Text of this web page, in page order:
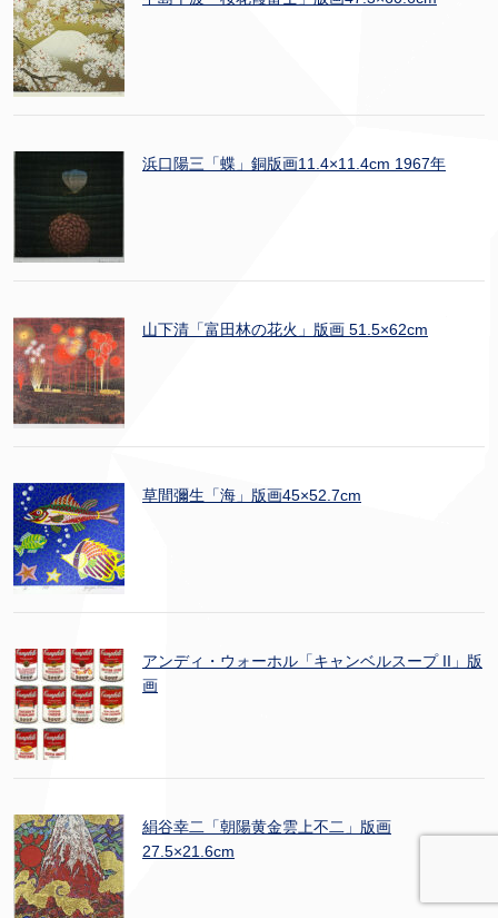
浜口陽三「蝶」銅版画11.4×11.4cm 1967年
山下清「富田林の花火」版画 51.5×62cm
草間彌生「海」版画45×52.7cm
アンディ・ウォーホル「キャンベルスープ II」版
画
絹谷幸二「朝陽黄金雲上不二」版画
27.5×21.6cm